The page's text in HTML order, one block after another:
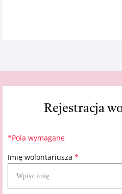
Rejestracja
*Pola wymagane
Imię wolontariusza *